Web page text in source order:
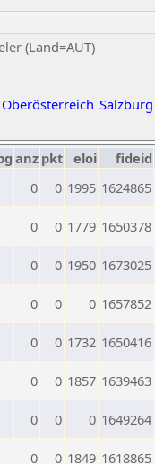
(Land=AUT)
Oberösterreich Salzburg
anz pkt eloi fideid
0 0 1995 1624865
0 0 1779 1650378
0 0 1950 1673025
0 0 0 1657852
0 0 1732 1650416
0 0 1857 1639463
0 0 0 1649264
0 0 1849 1618865